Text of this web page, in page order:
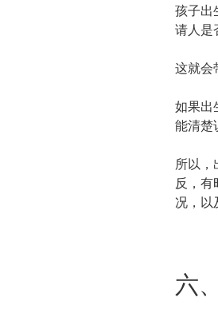
孩子出
请人是
这就会
如果出
能清楚
所以，
反，
况，以
六